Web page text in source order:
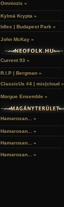
Omniozis »
Kylmä Krypta »
Idles | Budapest Park »
John McKay »
Current 93 »
R.I.P | Bergman »
ClassicUs #4 | mix|cloud »
Morgue Ensemble »
Hamarosan... »
Hamarosan... »
Hamarosan... »
Hamarosan... »